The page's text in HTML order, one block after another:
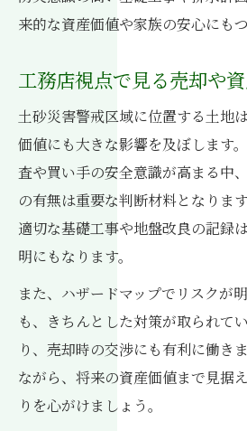
来的な資産価値や家族の安心にもつ
工務店視点で見る売却や
土砂災害警戒区域に位置する土地
価値にも大きな影響を及ぼします
査や買い手の安全意識が高まる中
の有無は重要な判断材料となりま
適切な基礎工事や地盤改良の記録
明にもなります。
また、ハザードマップでリスクが
も、きちんとした対策が取られて
り、売却時の交渉にも有利に働き
ながら、将来の資産価値まで見据
りを心がけましょう。